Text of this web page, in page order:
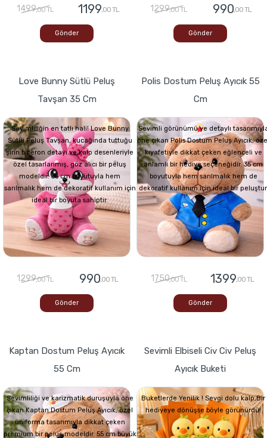
1499,00 TL 1199,00 TL
Gönder
1299,00 TL 990,00 TL
Gönder
Love Bunny Sütlü Peluş
Tavşan 35 Cm
Sevimliliğin en tatlı hali! Love Bunny
Sütlü Peluş Tavşan, kucağında tuttuğu
şirin biberon detayı ve kalp desenleriyle
özel tasarlanmış, göz alıcı bir peluş
modeldir. 35 cm boyutuyla hem
sarılmalık hem de dekoratif kullanım için
ideal bir boyuta sahiptir.
1299,00 TL 990,00 TL
Gönder
Polis Dostum Peluş Ayıcık 55
Cm
Sevimli görünümü ve detaylı
öne çıkan Polis Dostum Peluş Ayıcık,
kıyafetiyle dikkat çeken eğlenceli ve
anlamlı bir hediye seçeneğidir. 35 cm
boyutuyla hem sarılmalık hem de
dekoratif kullanım için ideal bir
1750,00 TL 1399,00 TL
Gönder
Kaptan Dostum Peluş Ayıcık
55 Cm
Sevimliliği ve karizmatik duruşuyla öne
çıkan Kaptan Dostum Peluş Ayıcık, özel
üniforma tasarımıyla dikkat çeken
premium bir peluş modeldir. 55 cm büyük
Sevimli Elbiseli Civ Civ Peluş
Ayıcık Buketi
Buketlerde Yenilik ! Sevgi dolu kalp,Bir
hediyeye dönüşse böyle görünürdü!